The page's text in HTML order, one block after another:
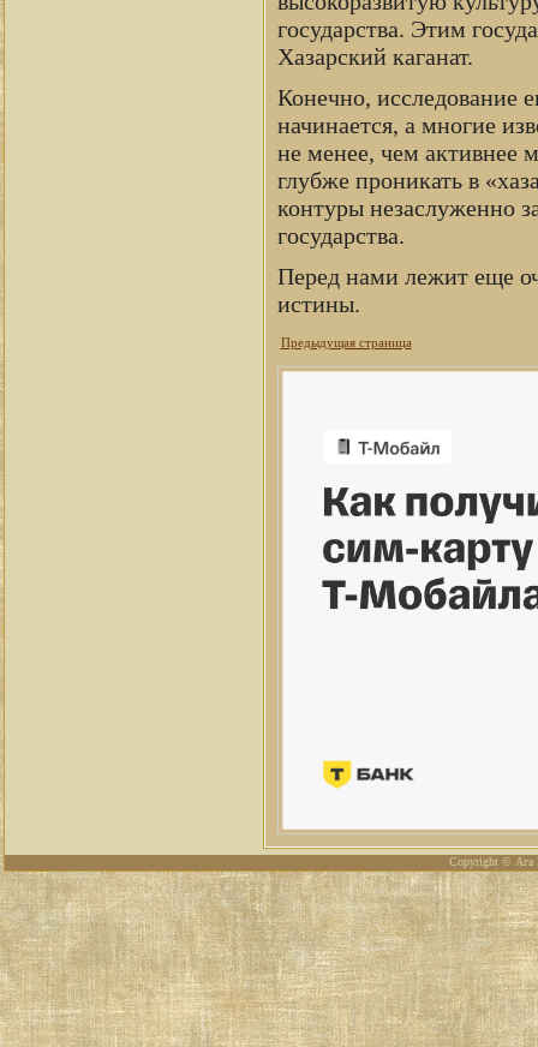
государства. Этим
Хазарский каганат.
Конечно, исследование
начинается, а многие
не менее, чем активнее
глубже проникать в
контуры незаслуженно
государства.
Перед нами лежит еще
истины.
Предыдущая страница
Copyright © Ага